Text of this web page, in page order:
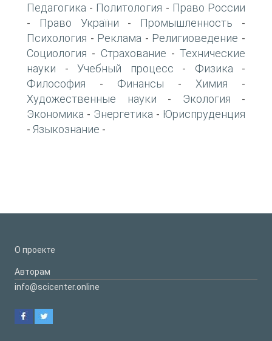
Педагогика - Политология - Право России
- Право України - Промышленность -
Психология - Реклама - Религиоведение -
Социология - Страхование - Технические
науки - Учебный процесс - Физика -
Философия - Финансы - Химия -
Художественные науки - Экология -
Экономика - Энергетика - Юриспруденция
- Языкознание -
О проекте
Авторам
info@scicenter.online